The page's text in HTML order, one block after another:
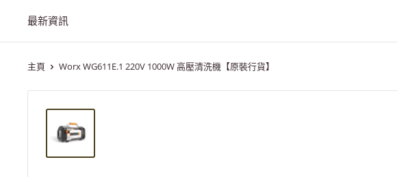
最新資訊
主頁 Worx WG611E.1 220V 1000W 高壓清洗機【原裝行貨】